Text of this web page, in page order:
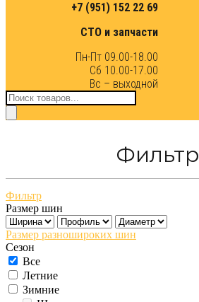
+7 (951) 152 22 69
СТО и запчасти
Пн-Пт 09.00-18.00
Сб 10.00-17.00
Вс – выходной
Поиск
товаров
Фильтр
Фильтр
Размер шин
Размер разношироких шин
Сезон
Все
Летние
Зимние